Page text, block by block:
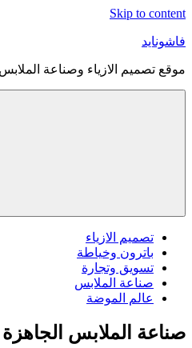
Skip to content
فاشونايد
موقع تصميم الازياء وصناعة الملابس
تصميم الازياء
باترون وخياطة
تسويق وتجارة
صناعة الملابس
عالم الموضة
صناعة الملابس الجاهزة